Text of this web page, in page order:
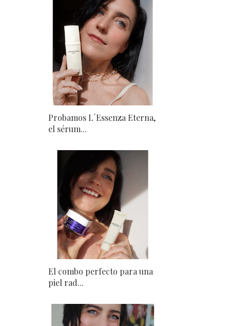
Probamos L´Essenza Eterna,
el sérum...
El combo perfecto para una
piel rad...